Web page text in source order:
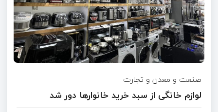
صنعت و معدن و تجارت
لوازم خانگی از سبد خرید خانوارها دور شد